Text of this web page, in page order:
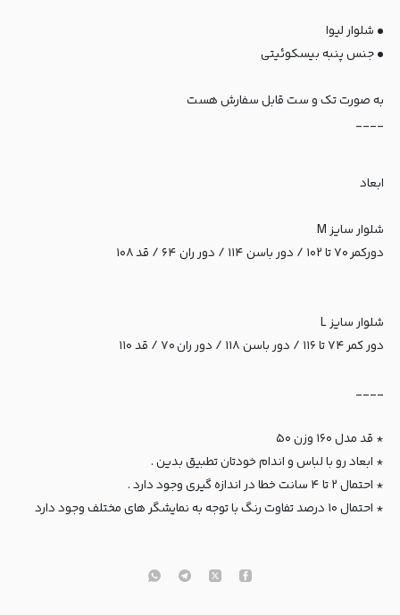
• شلوار لیوا
• جنس پنبه بیسکوئیتی
به صورت تک و ست قابل سفارش هست
____
ابعاد
شلوار سایز M
دورکمر ۷۰ تا ۱۰۲ / دور باسن ۱۱۴ / دور ران ۶۴ / قد ۱۰۸
شلوار سایز L
دور کمر ۷۴ تا ۱۱۶ / دور باسن ۱۱۸ / دور ران ۷۰ / قد ۱۱۰
____
* قد مدل ۱۶۰ وزن ۵۰
* ابعاد رو با لباس و اندام خودتان تطبیق بدین .
* احتمال ۲ تا ۴ سانت خطا در اندازه گیری وجود دارد .
* احتمال ۱۰ درصد تفاوت رنگ با توجه به نمایشگر های مختلف وجود دارد